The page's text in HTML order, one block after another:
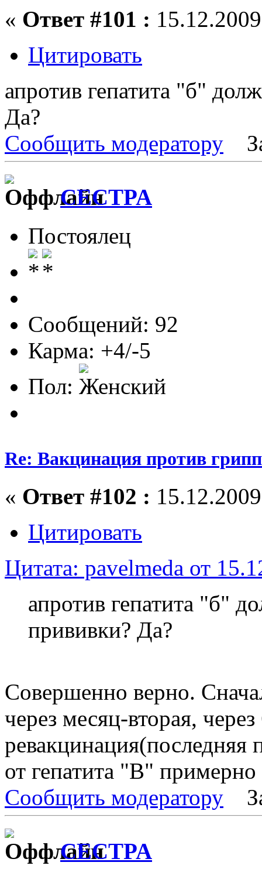
« Ответ #101 :
Цитировать
апротив гепатита "б"
Да?
Сообщить модератору
CECTPA
Постоялец
Сообщений: 92
Карма: +4/-5
Пол:
Re: Вакцинация против
« Ответ #102 :
Цитировать
Цитата: pavelmeda от
апротив гепатита "б"
прививки? Да?
Совершенно верно.
через месяц-вторая,
от гепатита "В" примерно
Сообщить модератору
CECTPA